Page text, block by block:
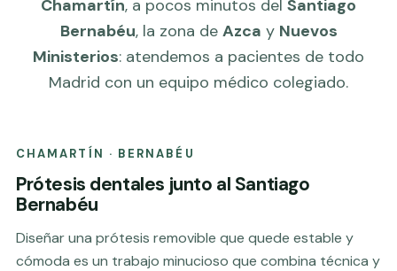
Chamartín, a pocos minutos del Santiago
Bernabéu, la zona de Azca y Nuevos
Ministerios: atendemos a pacientes de todo
Madrid con un equipo médico colegiado.
CHAMARTÍN · BERNABÉU
Prótesis dentales junto al Santiago
Bernabéu
Diseñar una prótesis removible que quede estable y
cómoda es un trabajo minucioso que combina técnica y